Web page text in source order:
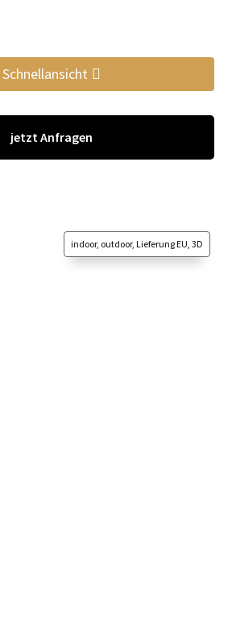
Schnellansicht
jetzt Anfragen
indoor, outdoor, Lieferung EU, 3D